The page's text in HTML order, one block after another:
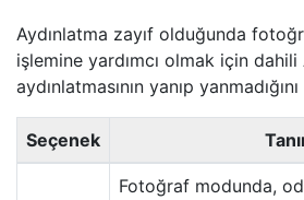
Aydınlatma zayıf olduğunda
işlemine yardımcı olmak için dahili
aydınlatmasının yanıp
Seçenek
Fotoğraf modunda,